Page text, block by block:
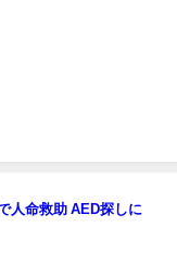
人命救助 AED探しに